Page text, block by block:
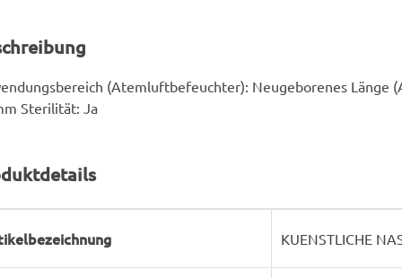
(Atemluftbefeuchter): Neugeborenes Länge
Sterilität: Ja
KUENSTLICHE